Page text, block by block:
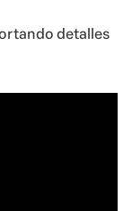
detalles